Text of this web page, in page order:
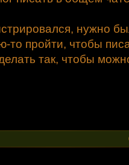
нужно
то пройти, чтобы
так, чтобы